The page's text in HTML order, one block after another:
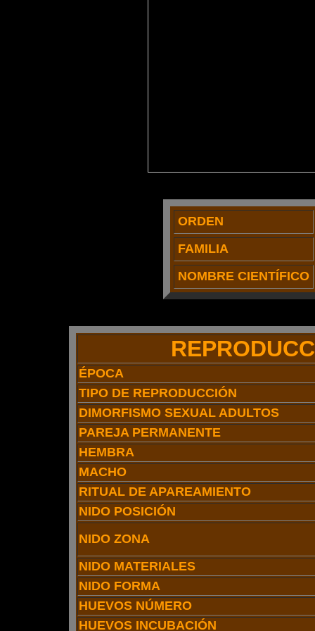
ORDEN
FAMILIA
NOMBRE CIENTÍFICO
ÉPOCA
TIPO DE REPRODUCCIÓN
DIMORFISMO SEXUAL ADULTOS
PAREJA PERMANENTE
HEMBRA
MACHO
RITUAL DE APAREAMIENTO
NIDO POSICIÓN
NIDO ZONA
NIDO MATERIALES
NIDO FORMA
HUEVOS NÚMERO
HUEVOS INCUBACIÓN